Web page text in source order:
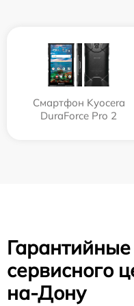
Смартфон Kyocera
DuraForce Pro 2
Гарантийные
сервисного
на-Дону